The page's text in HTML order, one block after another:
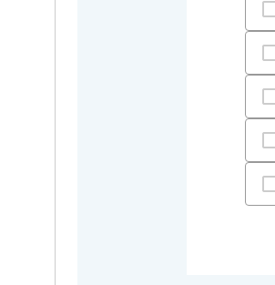
開発ツ
精算条
精算基
支払い